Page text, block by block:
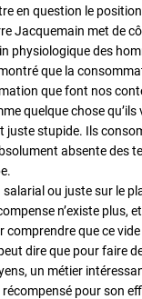
en question le
Jacquemain met de
physiologique des
que la
que font nos
quelque chose qu’ils
juste stupide. Ils
absente des
ou juste sur le
n’existe plus,
que ce vide
dire que pour faire
un métier
pour son